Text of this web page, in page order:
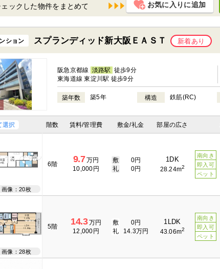
ックした物件を お気に入りに追加
ション スプランディッド新大阪ＥＡＳＴ 新着あり
阪急京都線 淡路駅 徒歩9分
東海道線 東淀川駅 徒歩9分
築年数 築5年 構造 鉄筋(RC)
選択 階数 賃料/管理費 敷金/礼金 部屋の広さ
画像：20枚
6階 9.7万円
10,000円
敷
0円
礼
0円
1DK
28.24m2
南向き
即入可
ペット
画像：28枚
5階 14.3万円
12,000円
敷
0円
礼
14.3万円
1LDK
43.06m2
南向き
即入可
ペット